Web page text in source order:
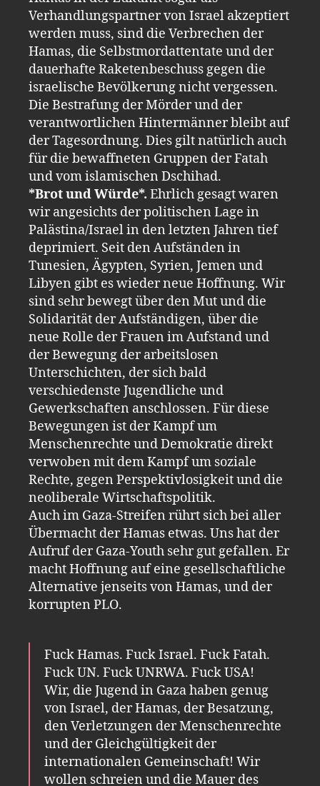
Verhandlungspartner von Israel akzeptiert
werden muss, sind die Verbrechen der
Hamas, die Selbstmordattentate und der
dauerhafte Raketenbeschuss gegen die
israelische Bevölkerung nicht vergessen.
Die Bestrafung der Mörder und der
verantwortlichen Hintermänner bleibt auf
der Tagesordnung. Dies gilt natürlich auch
für die bewaffneten Gruppen der Fatah
und vom islamischen Dschihad.
*Brot und Würde*. Ehrlich gesagt waren
wir angesichts der politischen Lage in
Palästina/Israel in den letzten Jahren tief
deprimiert. Seit den Aufständen in
Tunesien, Ägypten, Syrien, Jemen und
Libyen gibt es wieder neue Hoffnung. Wir
sind sehr bewegt über den Mut und die
Solidarität der Aufständigen, über die
neue Rolle der Frauen im Aufstand und
der Bewegung der arbeitslosen
Unterschichten, der sich bald
verschiedenste Jugendliche und
Gewerkschaften anschlossen. Für diese
Bewegungen ist der Kampf um
Menschenrechte und Demokratie direkt
verwoben mit dem Kampf um soziale
Rechte, gegen Perspektivlosigkeit und die
neoliberale Wirtschaftspolitik.
Auch im Gaza-Streifen rührt sich bei aller
Übermacht der Hamas etwas. Uns hat der
Aufruf der Gaza-Youth sehr gut gefallen. Er
macht Hoffnung auf eine gesellschaftliche
Alternative jenseits von Hamas, und der
korrupten PLO.
Fuck Hamas. Fuck Israel. Fuck Fatah.
Fuck UN. Fuck UNRWA. Fuck USA!
Wir, die Jugend in Gaza haben genug
von Israel, der Hamas, der Besatzung,
den Verletzungen der Menschenrechte
und der Gleichgültigkeit der
internationalen Gemeinschaft! Wir
wollen schreien und die Mauer des